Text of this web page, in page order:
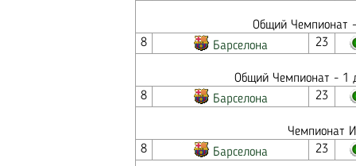
Общий Чемпионат
8
Барселона 23
Общий Чемпионат - 1
8
Барселона 23
Чемпионат
8
Барселона 23